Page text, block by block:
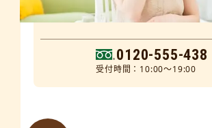
0120-555-438
受付時間：10:00～19:00